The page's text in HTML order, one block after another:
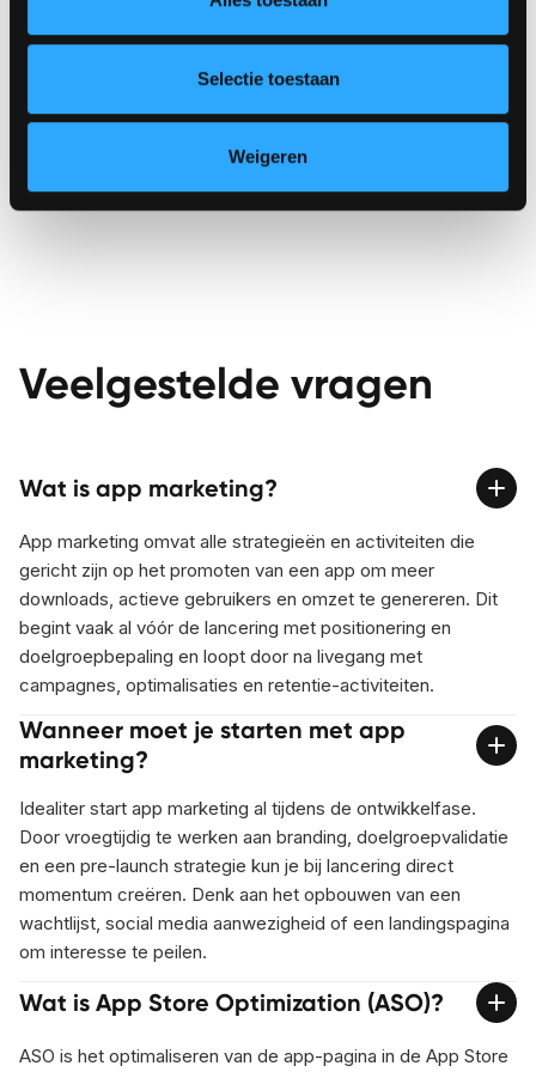
Selectie toestaan
Weigeren
Meer weten? Neemcontactmet ons op, we staan u
graag te woord.
Veelgestelde vragen
Wat is app marketing?
App marketing omvat alle strategieën en activiteiten die
gericht zijn op het promoten van een app om meer
downloads, actieve gebruikers en omzet te genereren. Dit
begint vaak al vóór de lancering met positionering en
doelgroepbepaling en loopt door na livegang met
campagnes, optimalisaties en retentie-activiteiten.
Wanneer moet je starten met app
marketing?
Idealiter start app marketing al tijdens de ontwikkelfase.
Door vroegtijdig te werken aan branding, doelgroepvalidatie
en een pre-launch strategie kun je bij lancering direct
momentum creëren. Denk aan het opbouwen van een
wachtlijst, social media aanwezigheid of een landingspagina
om interesse te peilen.
Wat is App Store Optimization (ASO)?
ASO is het optimaliseren van de app-pagina in de App Store